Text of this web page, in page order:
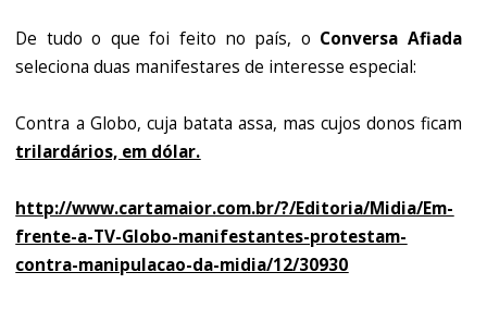
De tudo o que foi feito no país, o Conversa Afiada
seleciona duas manifestares de interesse especial:
Contra a Globo, cuja batata assa, mas cujos donos ficam
trilardários, em dólar.
http://www.cartamaior.com.br/?/Editoria/Midia/Em-
frente-a-TV-Globo-manifestantes-protestam-
contra-manipulacao-da-midia/12/30930